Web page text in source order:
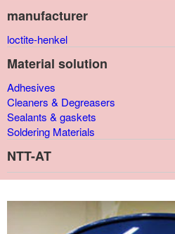
manufacturer
loctite-henkel
Material solution
Adhesives
Cleaners & Degreasers
Sealants & gaskets
Soldering Materials
NTT-AT